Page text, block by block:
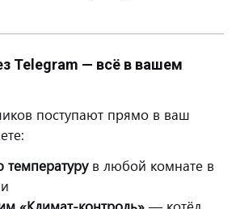
Telegram — всё в вашем
поступают прямо в ваш
температурув любой комнате в